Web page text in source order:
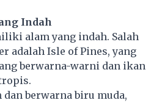
Indah
alam yang indah. Salah
adalah Isle of Pines, yang
berwarna-warni dan ikan
berwarna biru muda,